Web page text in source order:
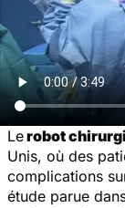
Lerobot
Unis, où des
complications
étude parue